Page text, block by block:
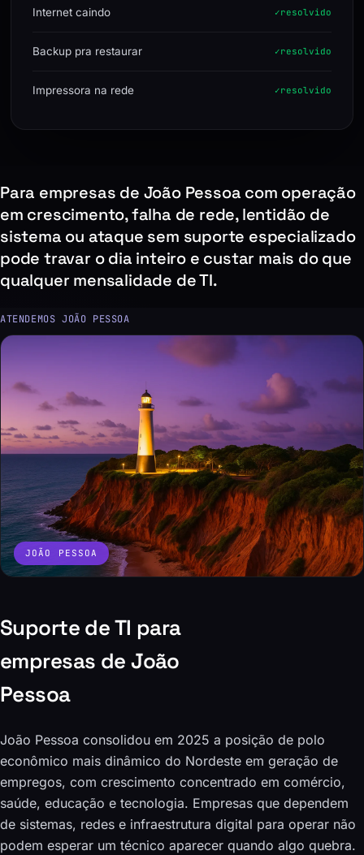
Internet caindo resolvido
Backup pra restaurar resolvido
Impressora na rede resolvido
Para empresas de João Pessoa com operação
em crescimento, falha de rede, lentidão de
sistema ou ataque sem suporte especializado
pode travar o dia inteiro e custar mais do que
qualquer mensalidade de TI.
ATENDEMOS JOÃO PESSOA
JOÃO PESSOA
Suporte de TI para
empresas de João
Pessoa
João Pessoa consolidou em 2025 a posição de polo
econômico mais dinâmico do Nordeste em geração de
empregos, com crescimento concentrado em comércio,
saúde, educação e tecnologia. Empresas que dependem
de sistemas, redes e infraestrutura digital para operar não
podem esperar um técnico aparecer quando algo quebra.